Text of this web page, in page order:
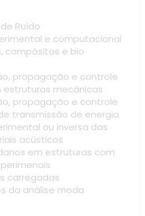
Ruído
e computacional
compósitos e bio
propagação e controle
estruturas mecânicas
propagação e controle
transmissão de energia
ou inversa das
acústicos
em estruturas com
carregadas
da análise moda